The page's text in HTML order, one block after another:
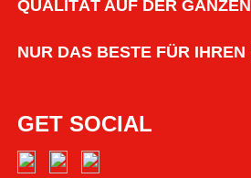
QUALITÄT AUF DER
NUR DAS BESTE FÜR IHREN
GET SOCIAL